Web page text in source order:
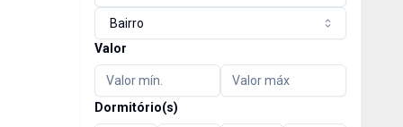
Bairro
Valor
Dormitório(s)